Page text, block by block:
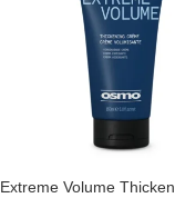
Extreme Volume